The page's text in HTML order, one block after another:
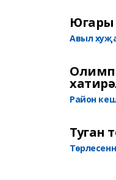
Югары
Авыл
Район
Туган